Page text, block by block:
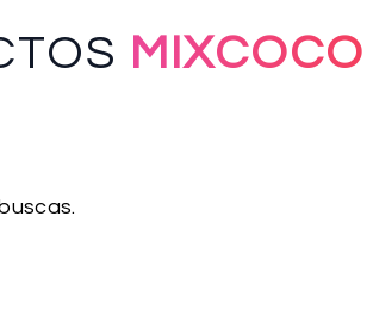
MIXCOCO